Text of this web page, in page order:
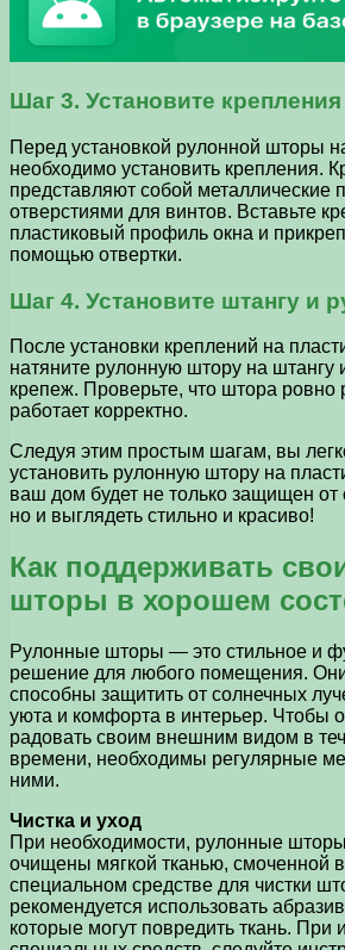
Шаг 3. Установите крепления
Перед установкой рулонной шторы
необходимо установить крепления.
представляют собой металлические
отверстиями для винтов. Вставьте
пластиковый профиль окна и
помощью отвертки.
Шаг 4. Установите штангу и
После установки креплений на
натяните рулонную штору на штангу
крепеж. Проверьте, что штора ровно
работает корректно.
Следуя этим простым шагам, вы
установить рулонную штору на
ваш дом будет не только защищен от
но и выглядеть стильно и красиво!
Как поддерживать
шторы в хорошем
Рулонные шторы — это стильное и
решение для любого помещения.
способны защитить от солнечных
уюта и комфорта в интерьер. Чтобы
радовать своим внешним видом в
времени, необходимы регулярные
ними.
Чистка и уход
При необходимости, рулонные
очищены мягкой тканью, смоченной
специальном средстве для чистки
рекомендуется использовать
которые могут повредить ткань. При